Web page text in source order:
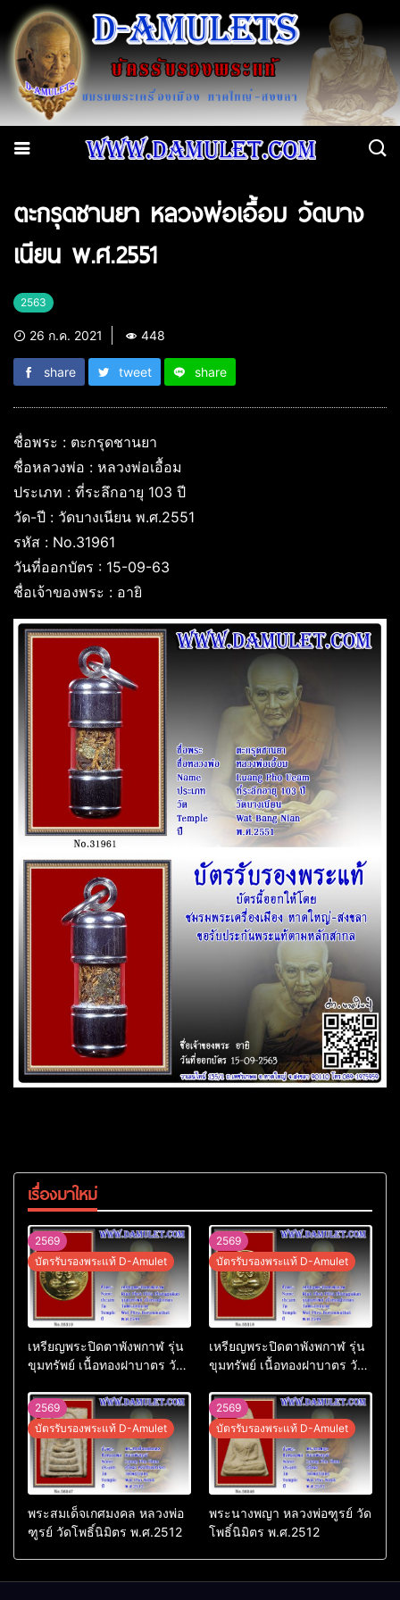
ตะกรุดชานยา หลวงพ่อเอื้อม วัดบาง
เนียน พ.ศ.2551
2563
26 ก.ค. 2021 448
share tweet share
ชื่อพระ : ตะกรุดชานยา
ชื่อหลวงพ่อ : หลวงพ่อเอื้อม
ประเภท : ที่ระลึกอายุ 103 ปี
วัด-ปี : วัดบางเนียน พ.ศ.2551
รหัส : No.31961
วันที่ออกบัตร : 15-09-63
ชื่อเจ้าของพระ : อายิ
เรื่องมาใหม่
2569
บัตรรับรองพระแท้ D-Amulet
เหรียญพระปิดตาพังพกาฬ รุ่น
ขุมทรัพย์ เนื้อทองฝาบาตร วัด
2569
บัตรรับรองพระแท้ D-Amulet
เหรียญพระปิดตาพังพกาฬ รุ่น
ขุมทรัพย์ เนื้อทองฝาบาตร วัด
2569
บัตรรับรองพระแท้ D-Amulet
พระสมเด็จเกศมงคล หลวงพ่อ
ฑูรย์ วัดโพธิ์นิมิตร พ.ศ.2512
2569
บัตรรับรองพระแท้ D-Amulet
พระนางพญา หลวงพ่อฑูรย์ วัด
โพธิ์นิมิตร พ.ศ.2512